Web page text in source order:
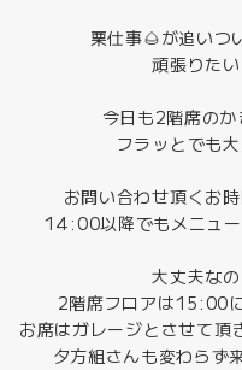
栗仕事🌰が追いつ
頑張りたい
今日も2階席のか
フラッとでも
お問い合わせ頂くお
14:00以降でもメニュー
大丈夫な
2階席フロアは15:00
お席はガレージとさせて頂
夕方組さんも変わらず